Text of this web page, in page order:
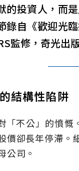
的投資人，而
錄自《歡迎光
監修，奇光出
結構性陷阱
不公」的憤慨
價卻長年停滯
公司。